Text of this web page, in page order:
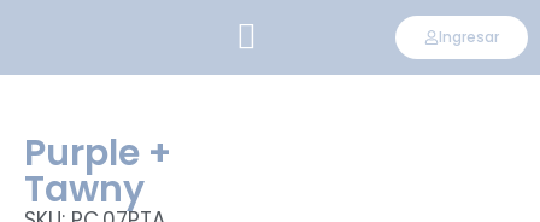
Ingresar
Purple +
Tawny